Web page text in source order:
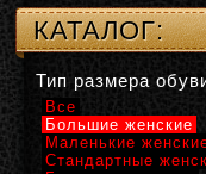
КАТАЛОГ:
Тип размера
Все
Большие женские
Маленькие
Стандартные